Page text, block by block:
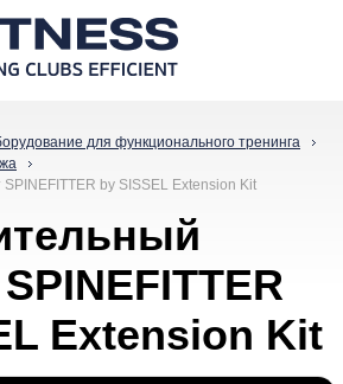
для функционального тренинга
by SISSEL Extension Kit
Extension Kit